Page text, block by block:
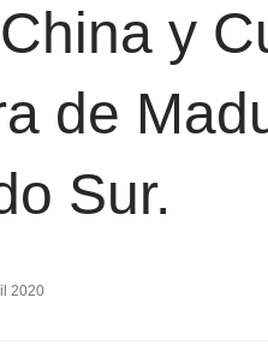
y
de
Sur.
2020